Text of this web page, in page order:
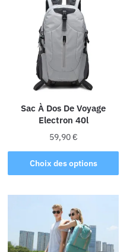
variations.
Les
options
peuvent
être
choisies
sur
la
page
du
produit
Sac À Dos De Voyage
Electron 40l
59,90€
Choix des options
Ce
produit
variations.
Les
options